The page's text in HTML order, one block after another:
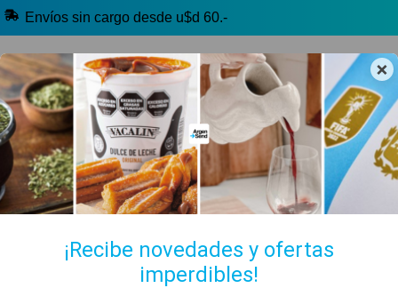
×
¡Recibe novedades y ofertas
imperdibles!
Envíos sin cargo desde u$d 60.-
🔥 Selección Argentina
🧉 Clásicos argentinos 🏷️ Todas las categorías